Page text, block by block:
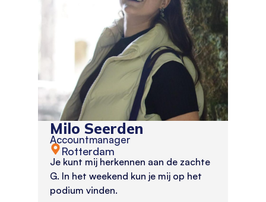
Milo Seerden
Accountmanager
Rotterdam
Je kunt mij herkennen aan de zachte
G. In het weekend kun je mij op het
podium vinden.